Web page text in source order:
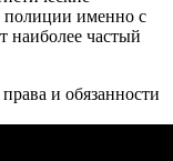
полиции именно с
наиболее частый
и обязанности